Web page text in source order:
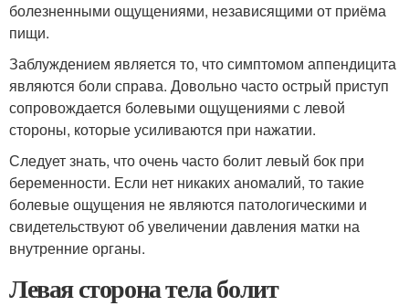
болезненными ощущениями, независящими от приёма
пищи.
Заблуждением является то, что симптомом аппендицита
являются боли справа. Довольно часто острый приступ
сопровождается болевыми ощущениями с левой
стороны, которые усиливаются при нажатии.
Следует знать, что очень часто болит левый бок при
беременности. Если нет никаких аномалий, то такие
болевые ощущения не являются патологическими и
свидетельствуют об увеличении давления матки на
внутренние органы.
Левая сторона тела болит